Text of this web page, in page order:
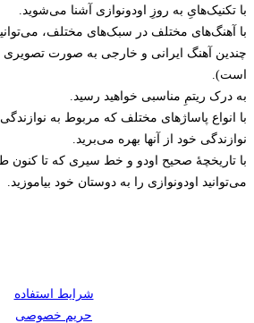
با تکنیک‌هایِ به روزِ اودونوازی آشنا می‌شوید.
با آهنگ‌های مختلف در سبک‌های مختلف،
چندین آهنگ ایرانی و خارجی به صورت تصویری
است).
به درک ریتمِ مناسبی خواهید رسید.
با انواع پاساژهای مختلف که مربوط به
نوازندگی خود از آنها بهره می‌برید.
با تاریخچۀ صحیح اودو و خط سیری که تا کنون
می‌توانید اودونوازی را به دوستان خود بیاموزید.
شرایط استفاده
حریم خصوصی